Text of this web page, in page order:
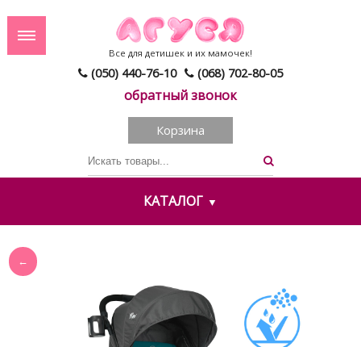
(050) 440-76-10 (068) 702-80-05
обратный звонок
Все для детишек и их мамочек!
Корзина
КАТАЛОГ